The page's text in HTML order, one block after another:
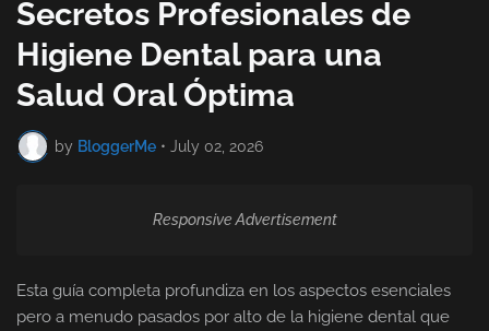
Secretos Profesionales de
Higiene Dental para una
Salud Oral Óptima
by BloggerMe • July 02, 2026
Responsive Advertisement
Esta guía completa profundiza en los aspectos esenciales
pero a menudo pasados por alto de la higiene dental que